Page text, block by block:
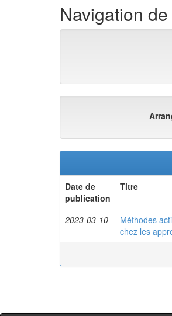
Navigation
Date de
publication
Titre
2023-03-10
Méthodes
chez les